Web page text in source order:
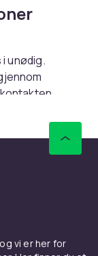
unødig.
rundt det
og
nær
vi er her for